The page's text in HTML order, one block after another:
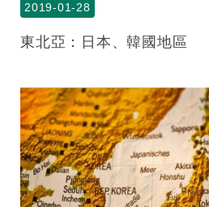
2019-01-28
東北亞：日本、韓國地區